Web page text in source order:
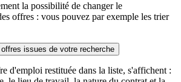
la possibilité de changer le
offres : vous pouvez par exemple les trier
issues de votre recherche
d'emploi restituée dans la liste, s'affichent :